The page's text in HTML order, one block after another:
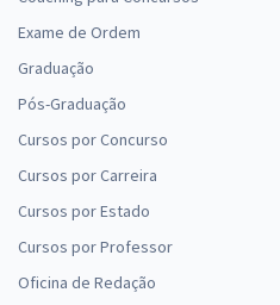
Exame de Ordem
Graduação
Pós-Graduação
Cursos por Concurso
Cursos por Carreira
Cursos por Estado
Cursos por Professor
Oficina de Redação